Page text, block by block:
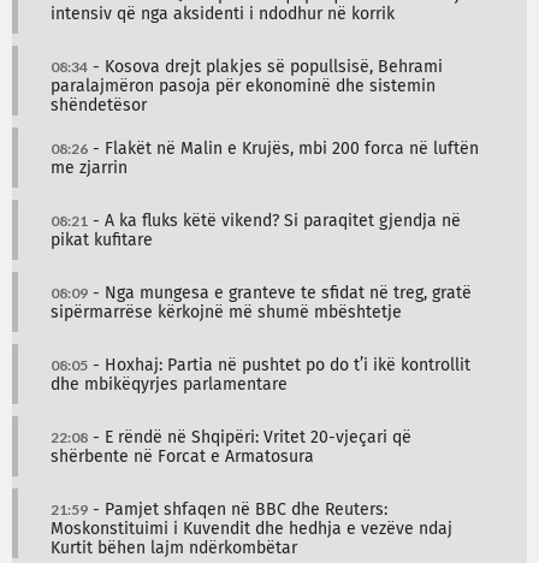
intensiv që nga aksidenti i ndodhur në korrik
08:34 - Kosova drejt plakjes së popullsisë, Behrami
paralajmëron pasoja për ekonominë dhe sistemin
shëndetësor
08:26 - Flakët në Malin e Krujës, mbi 200 forca në luftën
me zjarrin
08:21 - A ka fluks këtë vikend? Si paraqitet gjendja në
pikat kufitare
08:09 - Nga mungesa e granteve te sfidat në treg, gratë
sipërmarrëse kërkojnë më shumë mbështetje
08:05 - Hoxhaj: Partia në pushtet po do t’i ikë kontrollit
dhe mbikëqyrjes parlamentare
22:08 - E rëndë në Shqipëri: Vritet 20-vjeçari që
shërbente në Forcat e Armatosura
21:59 - Pamjet shfaqen në BBC dhe Reuters:
Moskonstituimi i Kuvendit dhe hedhja e vezëve ndaj
Kurtit bëhen lajm ndërkombëtar